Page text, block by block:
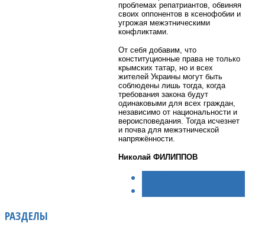
проблемах репатриантов, обвиняя
своих оппонентов в ксенофобии и
угрожая межэтническими
конфликтами.
От себя добавим, что
конституционные права не только
крымских татар, но и всех
жителей Украины могут быть
соблюдены лишь тогда, когда
требования закона будут
одинаковыми для всех граждан,
независимо от национальности и
вероисповедания. Тогда исчезнет
и почва для межэтнической
напряжённости.
Николай ФИЛИППОВ
РАЗДЕЛЫ